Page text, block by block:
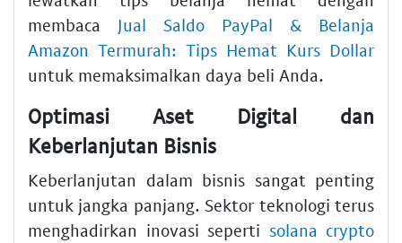
membaca Jual Saldo PayPal & Belanja
Amazon Termurah: Tips Hemat Kurs Dollar
untuk memaksimalkan daya beli Anda.
Optimasi Aset Digital dan
Keberlanjutan Bisnis
Keberlanjutan dalam bisnis sangat penting
untuk jangka panjang. Sektor teknologi terus
menghadirkan inovasi seperti solana crypto